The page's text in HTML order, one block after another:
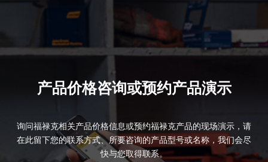
产品价格咨询或预约产品演示
询问福禄克相关产品价格信息或预约福禄克产品的现场演示，请
在此留下您的联系方式、所要咨询的产品型号或名称，我们会尽
快与您取得联系。